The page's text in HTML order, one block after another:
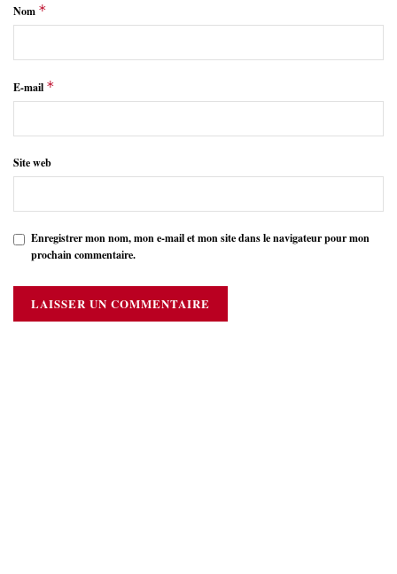
Nom *
E-mail *
Site web
Enregistrer mon nom, mon e-mail et mon site dans le navigateur pour mon
prochain commentaire.